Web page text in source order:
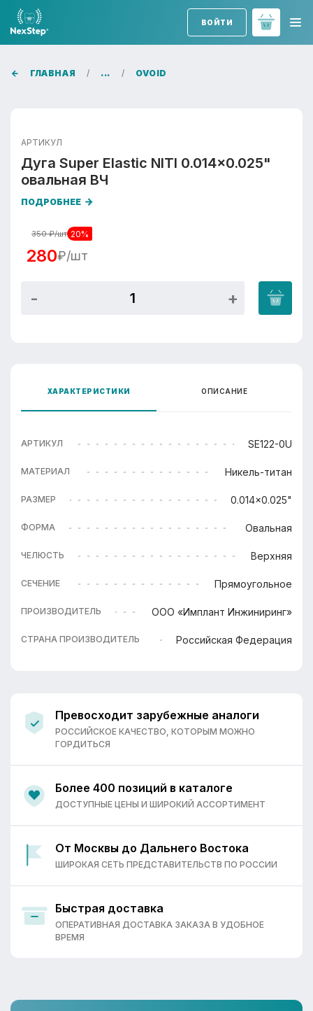
ВОЙТИ
ГЛАВНАЯ ... OVOID
АРТИКУЛ
Дуга Super Elastic NITI 0.014x0.025"
овальная ВЧ
ПОДРОБНЕЕ
350 ₽/шт 20%
280₽/шт
ХАРАКТЕРИСТИКИ ОПИСАНИЕ
АРТИКУЛ SE122-0U
МАТЕРИАЛ Никель-титан
РАЗМЕР 0.014x0.025"
ФОРМА Овальная
ЧЕЛЮСТЬ Верхняя
СЕЧЕНИЕ Прямоугольное
ПРОИЗВОДИТЕЛЬ ООО «Имплант Инжиниринг»
СТРАНА ПРОИЗВОДИТЕЛЬ Российская Федерация
Превосходит зарубежные аналоги
РОССИЙСКОЕ КАЧЕСТВО, КОТОРЫМ МОЖНО
ГОРДИТЬСЯ
Более 400 позиций в каталоге
ДОСТУПНЫЕ ЦЕНЫ И ШИРОКИЙ АССОРТИМЕНТ
От Москвы до Дальнего Востока
ШИРОКАЯ СЕТЬ ПРЕДСТАВИТЕЛЬСТВ ПО РОССИИ
Быстрая доставка
ОПЕРАТИВНАЯ ДОСТАВКА ЗАКАЗА В УДОБНОЕ
ВРЕМЯ